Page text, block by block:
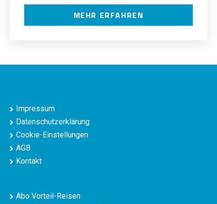
MEHR ERFAHREN
Impressum
Datenschutzerklärung
Cookie-Einstellungen
AGB
Kontakt
Abo Vorteil-Reisen